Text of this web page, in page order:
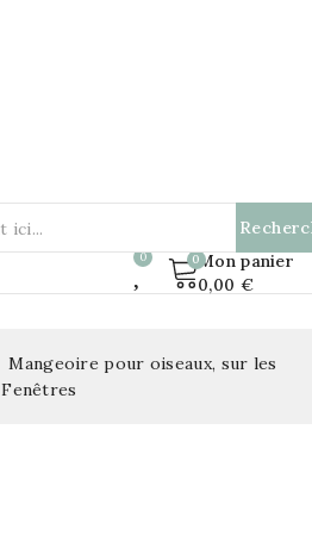
Mon panier
0,00 €
Mangeoire pour oiseaux, sur les
Fenêtres